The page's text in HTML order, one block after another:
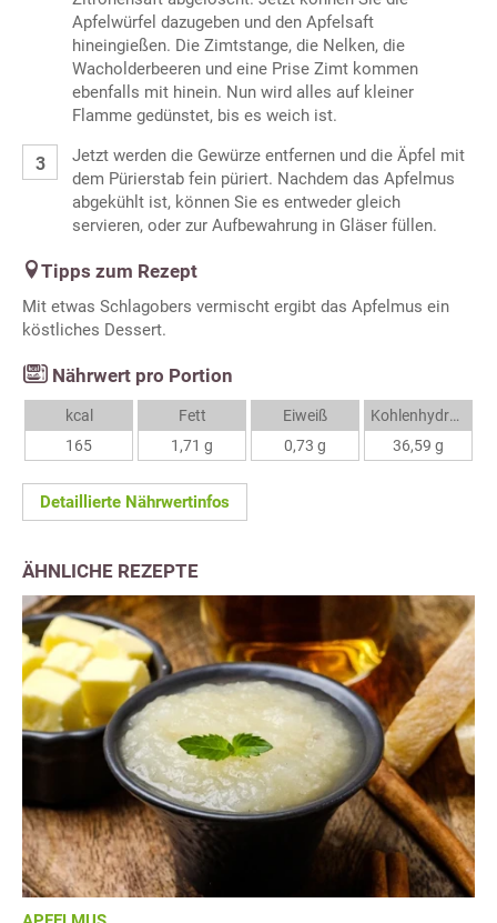
Apfelwürfel dazugeben und den Apfelsaft
hineingießen. Die Zimtstange, die Nelken, die
Wacholderbeeren und eine Prise Zimt kommen
ebenfalls mit hinein. Nun wird alles auf kleiner
Flamme gedünstet, bis es weich ist.
Jetzt werden die Gewürze entfernen und die Äpfel mit
dem Pürierstab fein püriert. Nachdem das Apfelmus
abgekühlt ist, können Sie es entweder gleich
servieren, oder zur Aufbewahrung in Gläser füllen.
Tipps zum Rezept
Mit etwas Schlagobers vermischt ergibt das Apfelmus ein
köstliches Dessert.
Nährwert pro Portion
kcal
165
Fett
1,71 g
Eiweiß
0,73 g
Kohlenhydrate
36,59 g
Detaillierte Nährwertinfos
ÄHNLICHE REZEPTE